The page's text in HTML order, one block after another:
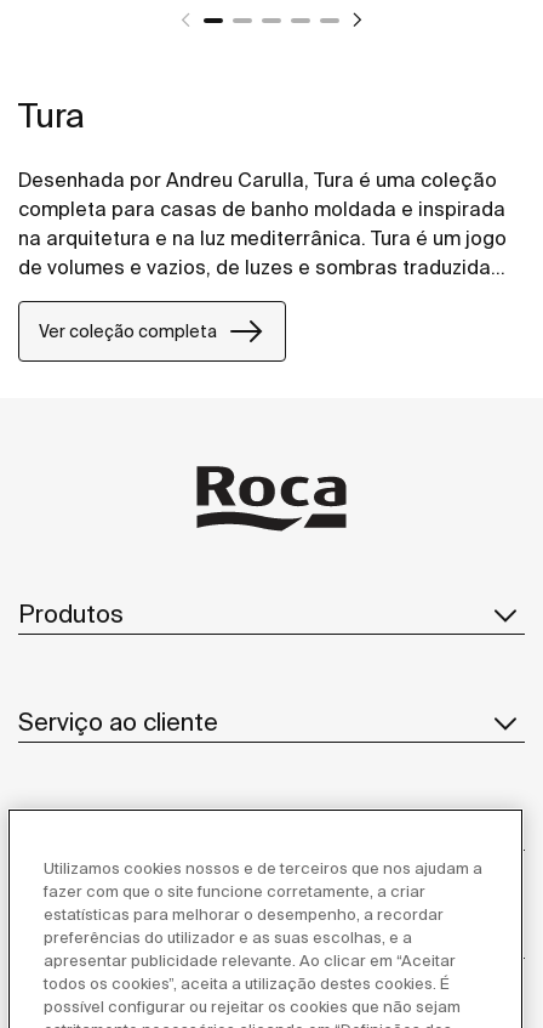
Tura
Desenhada por Andreu Carulla, Tura é uma coleção
completa para casas de banho moldada e inspirada
na arquitetura e na luz mediterrânica. Tura é um jogo
de volumes e vazios, de luzes e sombras traduzida
em elementos para a casa de banho. Inovação e
sustentabilidade estão presentes em toda a
coleção, desde o design e tecnologia até ao uso de
Ver coleção completa
Produtos
Serviço ao cliente
Inspiração
Siga-nos
Utilizamos cookies nossos e de terceiros que nos ajudam a
fazer com que o site funcione corretamente, a criar
estatísticas para melhorar o desempenho, a recordar
preferências do utilizador e as suas escolhas, e a
apresentar publicidade relevante. Ao clicar em “Aceitar
todos os cookies”, aceita a utilização destes cookies. É
possível configurar ou rejeitar os cookies que não sejam